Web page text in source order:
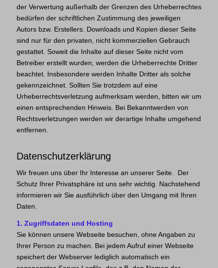
der Verwertung außerhalb der Grenzen des Urheberrechtes
bedürfen der schriftlichen Zustimmung des jeweiligen
Autors bzw. Erstellers. Downloads und Kopien dieser Seite
sind nur für den privaten, nicht kommerziellen Gebrauch
gestattet. Soweit die Inhalte auf dieser Seite nicht vom
Betreiber erstellt wurden, werden die Urheberrechte Dritter
beachtet. Insbesondere werden Inhalte Dritter als solche
gekennzeichnet. Sollten Sie trotzdem auf eine
Urheberrechtsverletzung aufmerksam werden, bitten wir um
einen entsprechenden Hinweis. Bei Bekanntwerden von
Rechtsverletzungen werden wir derartige Inhalte umgehend
entfernen.
Datenschutzerklärung
Wir freuen uns über Ihr Interesse an unserer Seite. Der
Schutz Ihrer Privatsphäre ist uns sehr wichtig. Nachstehend
informieren wir Sie ausführlich über den Umgang mit Ihren
Daten.
1. Zugriffsdaten und Hosting
Sie können unsere Webseite besuchen, ohne Angaben zu
Ihrer Person zu machen. Bei jedem Aufruf einer Webseite
speichert der Webserver lediglich automatisch ein